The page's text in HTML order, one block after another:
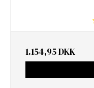
1.154,95 DKK